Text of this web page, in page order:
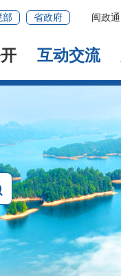
部 省政府 闽政通
互动交流